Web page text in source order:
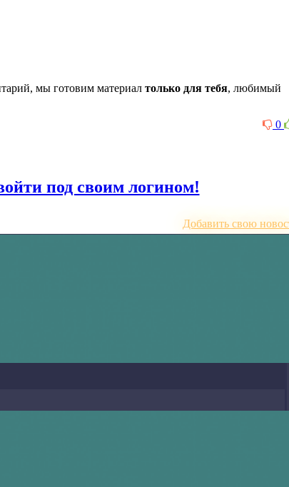
мы готовим материал только для тебя, любимый
0
под своим логином!
Добавить свою